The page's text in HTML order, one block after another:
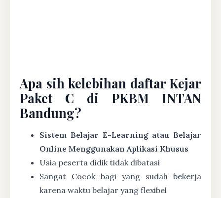
Apa sih kelebihan daftar Kejar
Paket C di PKBM INTAN
Bandung?
Sistem Belajar E-Learning atau Belajar
Online Menggunakan Aplikasi Khusus
Usia peserta didik tidak dibatasi
Sangat Cocok bagi yang sudah bekerja
karena waktu belajar yang flexibel